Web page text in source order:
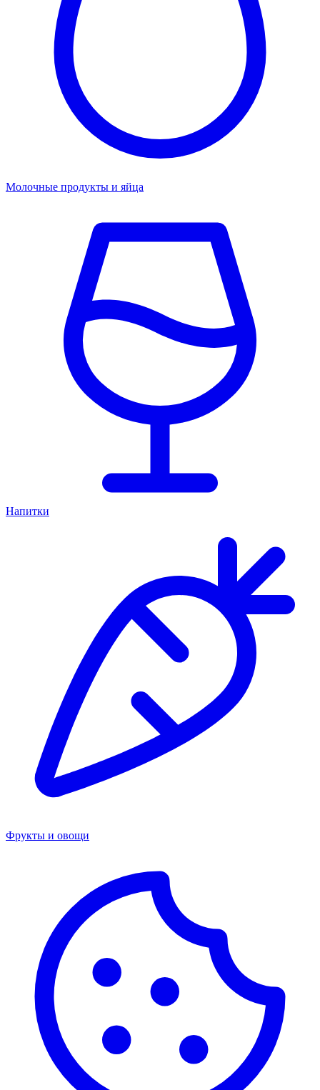
Молочные продукты и яйца
Напитки
Фрукты и овощи